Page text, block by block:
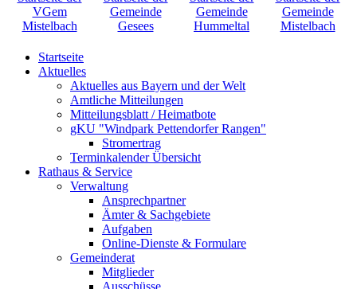
Startseite
Aktuelles
Aktuelles aus Bayern und der Welt
Amtliche Mitteilungen
Mitteilungsblatt / Heimatbote
gKU "Windpark Pettendorfer Rangen"
Stromertrag
Terminkalender Übersicht
Rathaus & Service
Verwaltung
Ansprechpartner
Ämter & Sachgebiete
Aufgaben
Online-Dienste & Formulare
Gemeinderat
Mitglieder
Ausschüsse